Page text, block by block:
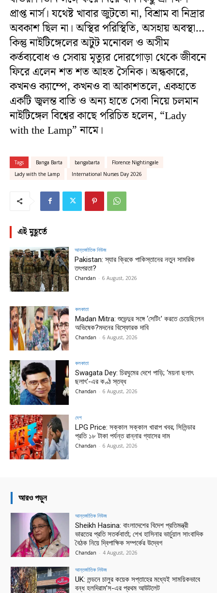
প্রাপ্ত নার্স। যথেষ্ট খাবার জুটতো না, বিশ্রাম বা নিদ্রার
অবকাশ ছিল না। অস্থির পরিস্থিতি, অসহায় অবস্থা…
কিন্তু নাইটিঙ্গেলের অটুট মনোবল ও অসীম
কর্তব্যবোধ ও সেবায় মৃত্যুর দোরগোড়া থেকে জীবনে
ফিরে এলেন শত শত আহত সৈনিক। অন্ধকারে,
কখনও ক্যাম্পে, কখনও বা আকাশতলে, একহাতে
একটি জ্বলন্ত বাতি ও অন্য হাতে সেবা নিয়ে চলমান
নাইটিঙ্গেল বিশ্বের কাছে পরিচিত হলেন, “Lady
with the Lamp” নামে।
Tags Banga Barta bangabarta
Florence Nightingale
Lady with the Lamp
International Nurses Day 2026
এই মুহূর্তে
আন্তর্জাতিক নিউজ
Pakistan: স্যার ক্রিকে পাকিস্তানের নতুন সামরিক
তৎপরতা?
Chandan - 6 August, 2026
কলকাতা
Madan Mitra: শুভেন্দুর সঙ্গে ‘সেটিং’ করতে চেয়েছিলেন
অভিষেক?মদনের বিস্ফোরক দাবি
Chandan - 6 August, 2026
কলকাতা
Swagata Dey: চিরঘুমের দেশে পাড়ি; ‘ময়না ছলাৎ
ছলাৎ’-এর কণ্ঠ স্তব্ধ
Chandan - 6 August, 2026
দেশ
LPG Price: সক্কাল সক্কাল খারাপ খবর; সিলিন্ডার
প্রতি ১৮ টাকা পর্যন্ত রান্নার গ্যাসের দাম
Chandan - 6 August, 2026
আরও পড়ুন
আন্তর্জাতিক নিউজ
Sheikh Hasina: বাংলাদেশের বিদেশ প্রতিমন্ত্রী
ভারতের প্রতি সতর্কবার্তা; শেখ হাসিনার ভার্চুয়াল সাংবাদিক
বৈঠক নিয়ে দ্বিপাক্ষিক সম্পর্কের উদ্বেগ
Chandan - 4 August, 2026
আন্তর্জাতিক নিউজ
UK: লন্ডনে চালুর কয়েক সপ্তাহের মধ্যেই সাময়িকভাবে
বন্ধ হলদিরাম’স-এর প্রথম আউটলেট